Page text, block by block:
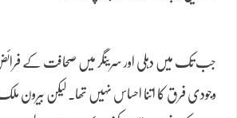
جب تک میں دہلی اور سرینگر میں صحافت کے
وجودی فرق کا اتنا احساس نہیں تھا۔ لیکن بیرون